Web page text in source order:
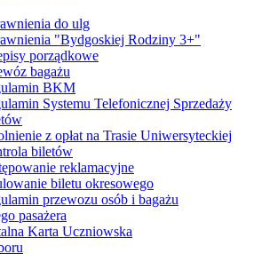
do ulg
"Bydgoskiej Rodziny 3+"
porządkowe
bagażu
BKM
Systemu Telefonicznej Sprzedaży
z opłat na Trasie Uniwersyteckiej
biletów
reklamacyjne
biletu okresowego
przewozu osób i bagażu
pasażera
Karta Uczniowska